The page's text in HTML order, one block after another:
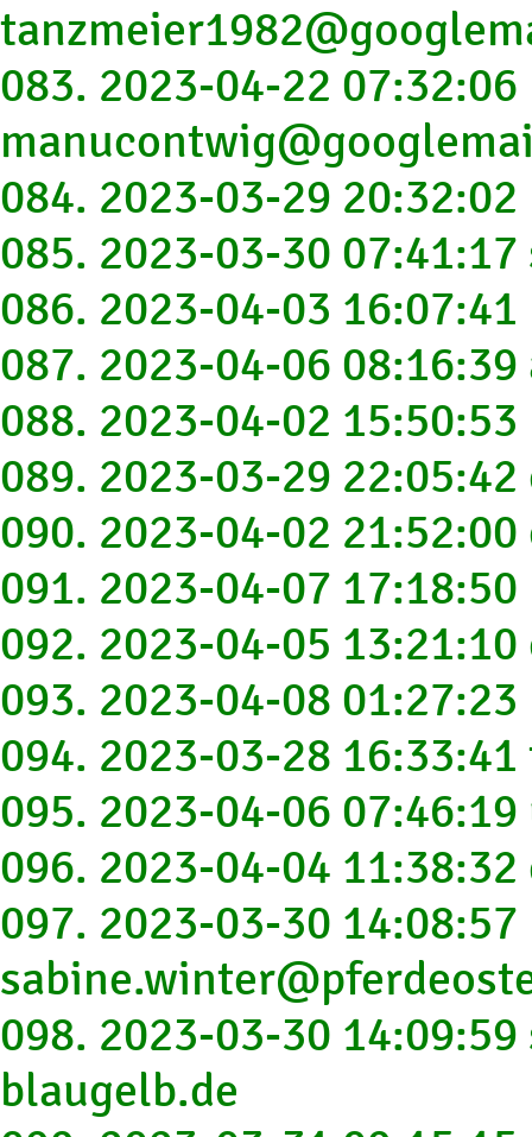
083. 2023-04-22 07:32:06
084. 2023-03-29
085. 2023-03-30
086. 2023-04-03
087. 2023-04-06
088. 2023-04-02
089. 2023-03-29
090. 2023-04-02
091. 2023-04-07
092. 2023-04-05
093. 2023-04-08
094. 2023-03-28
095. 2023-04-06
096. 2023-04-04
097. 2023-03-30 14:08:57
098. 2023-03-30
blaugelb.de